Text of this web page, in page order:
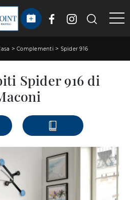
> Complementi > Spider 916
Spider 916 di